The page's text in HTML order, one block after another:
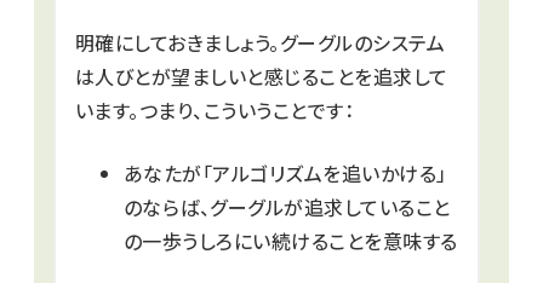
明確にしておきましょう。グーグルのシステム
は人びとが望ましいと感じることを追求して
います。つまり、こういうことです：
あなたが「アルゴリズムを追いかける」
のならば、グーグルが追求していること
の一歩うしろにい続けることを意味する